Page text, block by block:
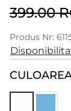
399.00
Produs Nr:
CULOARE